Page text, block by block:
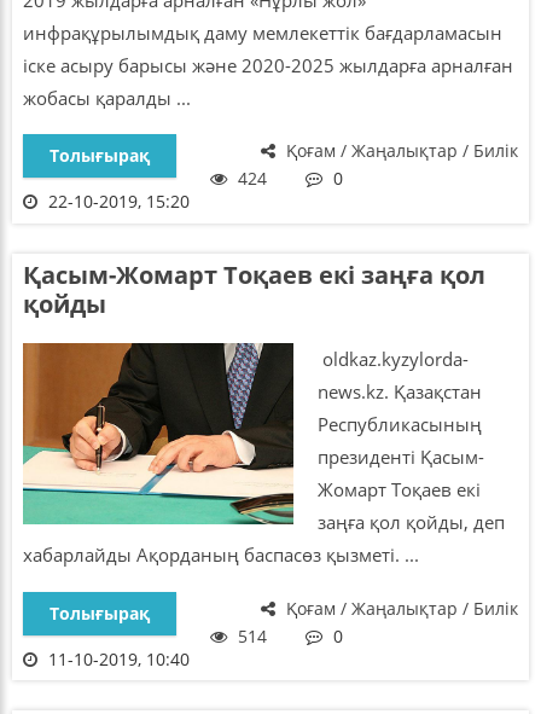
инфрақұрылымдық даму мемлекеттік бағдарламасын
іске асыру барысы және 2020-2025 жылдарға арналған
жобасы қаралды ...
Қоғам / Жаңалықтар / Билік
Толығырақ
424
0
22-10-2019, 15:20
Қасым-Жомарт Тоқаев екі заңға қол
қойды
oldkaz.kyzylorda-
news.kz. Қазақстан
Республикасының
президенті Қасым-
Жомарт Тоқаев екі
заңға қол қойды, деп
хабарлайды Ақорданың баспасөз қызметі. ...
Қоғам / Жаңалықтар / Билік
Толығырақ
514
0
11-10-2019, 10:40